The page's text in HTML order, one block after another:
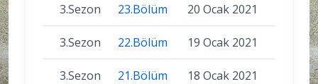
3.Sezon 23.Bölüm 20 Ocak 2021
3.Sezon 22.Bölüm 19 Ocak 2021
3.Sezon 21.Bölüm 18 Ocak 2021